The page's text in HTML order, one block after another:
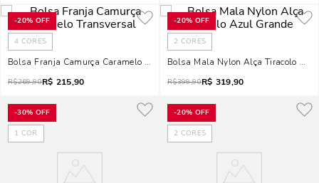
-20% OFF
4 CORES
Bolsa Franja Camurça Caramelo Transversal
R$269,90R$ 215,90
-20% OFF
2 CORES
Bolsa Mala Nylon Alça Tiracolo
R$399,90R$ 319,90
-30% OFF
1 COR
-20% OFF
2 CORES